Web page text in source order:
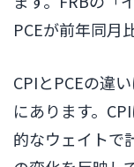
PCEが前年同月
CPIとPCEの違
にあります。
的なウェイトで